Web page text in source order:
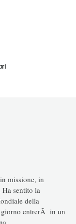
missione, in
sentito la
della
giorno entrerÃ in un